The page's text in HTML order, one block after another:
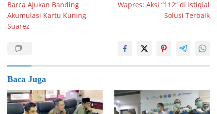
pos
Barca Ajukan Banding
Akumulasi Kartu Kuning
Suarez
Wapres: Aksi “112” di Istiqlal
Solusi Terbaik
Baca Juga